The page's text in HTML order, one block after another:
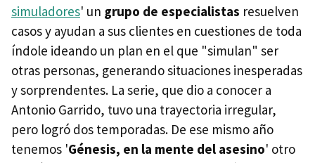
simuladores' un grupo de especialistas resuelven
casos y ayudan a sus clientes en cuestiones de toda
índole ideando un plan en el que "simulan" ser
otras personas, generando situaciones inesperadas
y sorprendentes. La serie, que dio a conocer a
Antonio Garrido, tuvo una trayectoria irregular,
pero logró dos temporadas. De ese mismo año
tenemos 'Génesis, en la mente del asesino' otro